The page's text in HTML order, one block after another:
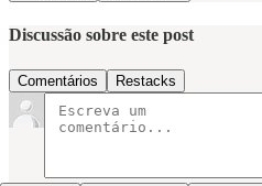
Discussão sobre este post
Comentários Restacks